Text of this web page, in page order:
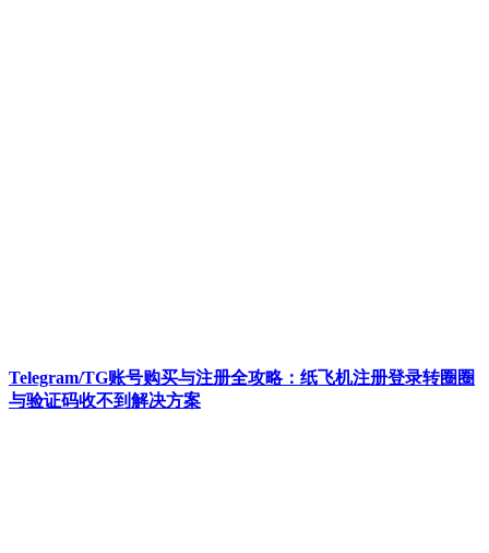
Telegram/TG账号购买与注册全攻略：纸飞机注册登录转圈圈
与验证码收不到解决方案